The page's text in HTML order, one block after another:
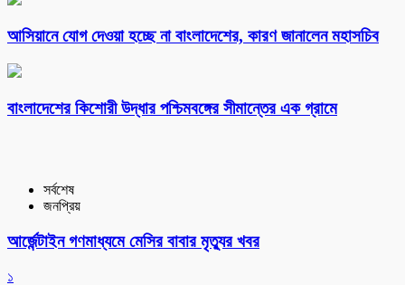
আসিয়ানে যোগ দেওয়া হচ্ছে না বাংলাদেশের, কারণ জানালেন মহাসচিব
বাংলাদেশের কিশোরী উদ্ধার পশ্চিমবঙ্গের সীমান্তের এক গ্রামে
সর্বশেষ
জনপ্রিয়
আর্জেন্টাইন গণমাধ্যমে মেসির বাবার মৃত্যুর খবর
১